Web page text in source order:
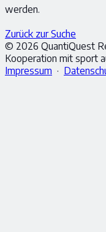
werden.
Zurück zur Suche
© 2026 QuantiQuest
Kooperation mit sport
Impressum ·